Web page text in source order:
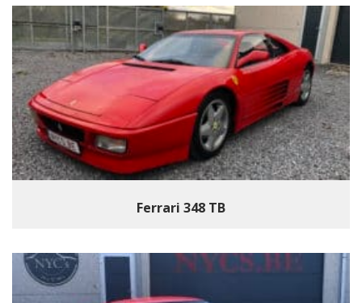
Ferrari 348 TB